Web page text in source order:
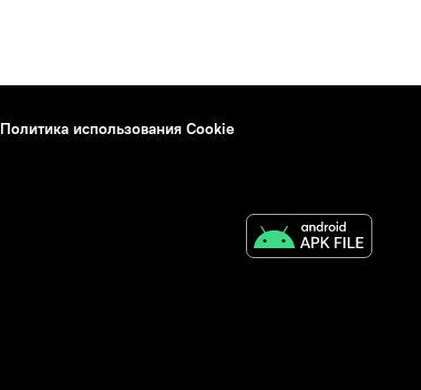
Политика использования Cookie